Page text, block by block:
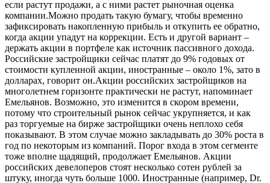
если растут продажи, а с ними растет рыночная оценка
компании.Можно продать такую бумагу, чтобы временно
зафиксировать накопленную прибыль и откупить ее обратно,
когда акции упадут на коррекции. Есть и другой вариант –
держать акции в портфеле как источник пассивного дохода.
Российские застройщики сейчас платят до 9% годовых от
стоимости купленной акции, иностранные – около 1%, зато в
долларах, говорит он.Акции российских застройщиков на
многолетнем горизонте практически не растут, напоминает
Емельянов. Возможно, это изменится в скором времени,
потому что строительный рынок сейчас укрупняется, и как
раз торгуемые на бирже застройщики очень неплохо себя
показывают. В этом случае можно закладывать до 30% роста в
год по некоторым из компаний. Порог входа в этом сегменте
тоже вполне щадящий, продолжает Емельянов. Акции
российских девелоперов стоят несколько сотен рублей за
штуку, иногда чуть больше 1000. Иностранные (например, Dr.